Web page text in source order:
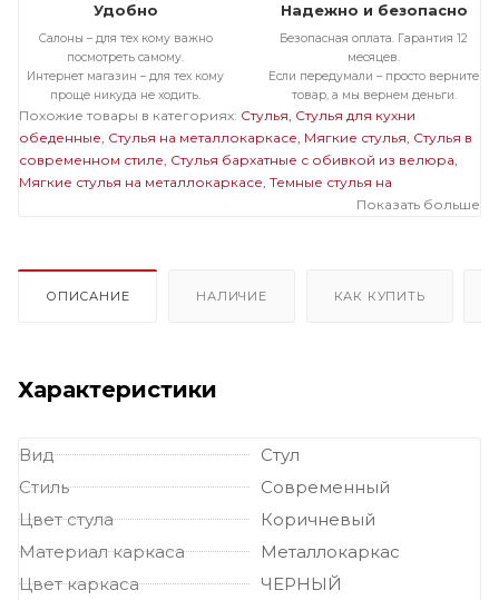
Удобно
Салоны – для тех кому важно
посмотреть самому.
Интернет магазин – для тех кому
проще никуда не ходить.
Надежно и безопасно
Безопасная оплата. Гарантия 12
месяцев.
Если передумали – просто верните
товар, а мы вернем деньги.
Похожие товары в категориях: Стулья Стулья для кухни
обеденные Стулья на металлокаркасе Мягкие стулья Стулья в
современном стиле Стулья бархатные с обивкой из велюра
Мягкие стулья на металлокаркасе Темные стулья на
Стулья на черном металлокаркасе Стулья
Велюровые темные стулья
Показать больше
ОПИСАНИЕ НАЛИЧИЕ КАК КУПИТЬ
Характеристики
Вид
Стул
Стиль
Современный
Цвет стула
Коричневый
Материал каркаса
Металлокаркас
Цвет каркаса
ЧЕРНЫЙ